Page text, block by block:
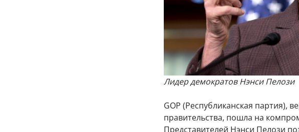
Лидер демократов Нэнси Пелози
GOP (Республиканская партия),
правительства, пошла на
Представителей Нэнси Пелози